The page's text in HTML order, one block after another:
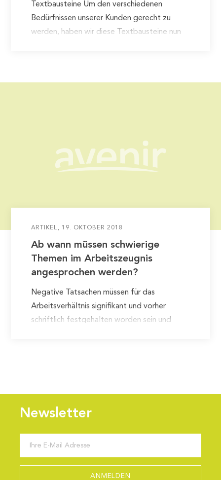
Textbausteine Um den verschiedenen
Bedürfnissen unserer Kunden gerecht zu
werden, haben wir diese Textbausteine nun
ARTIKEL 19. OKTOBER 2018
Ab wann müssen schwierige
Themen im Arbeitszeugnis
angesprochen werden?
Negative Tatsachen müssen für das
Arbeitsverhältnis signifikant und vorher
schriftlich festgehalten worden sein und
Newsletter